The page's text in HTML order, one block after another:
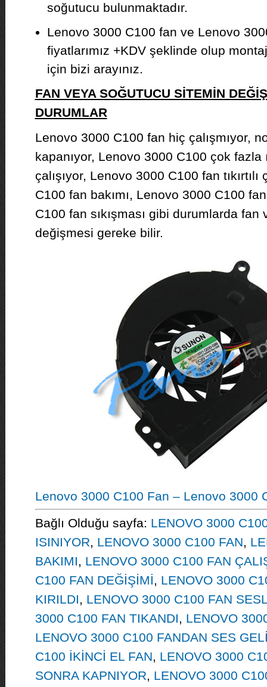
soğutucu bulunmaktadır.
Lenovo 3000 C100 fan ve Lenovo
fiyatlarımız +KDV şeklinde olup
için bizi arayınız.
FAN VEYA SOĞUTUCU SİTEMİN
DURUMLAR
Lenovo 3000 C100 fan hiç çalışmıyor,
kapanıyor, Lenovo 3000 C100 çok fazla
çalışıyor, Lenovo 3000 C100 fan
C100 fan bakımı, Lenovo 3000 C100
C100 fan sıkışması gibi durumlarda
değişmesi gereke bilir.
Lenovo 3000 C100 Fan – Lenovo 3000
Bağlı Olduğu sayfa: LENOVO 3000
ISINIYOR, LENOVO 3000 C100 FAN,
BAKIMI, LENOVO 3000 C100 FAN
C100 FAN DEĞİŞİMİ, LENOVO 3000
KIRILDI, LENOVO 3000 C100 FAN
3000 C100 FAN TIKANDI, LENOVO
LENOVO 3000 C100 FANDAN SES
C100 İKİNCİ EL FAN, LENOVO 3000
SONRA KAPNIYOR, LENOVO 3000